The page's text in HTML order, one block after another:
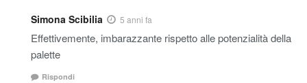
Simona Scibilia 5 anni fa
Effettivemente, imbarazzante rispetto alle potenzialità della
palette
Rispondi